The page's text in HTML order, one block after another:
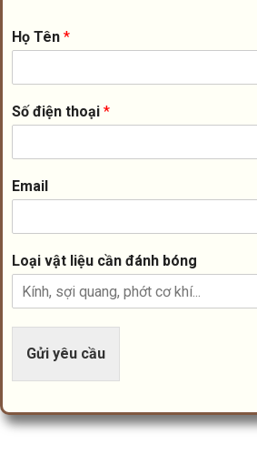
Họ Tên *
Số điện thoại *
Email
Loại vật liệu cần đánh bóng
Gửi yêu cầu